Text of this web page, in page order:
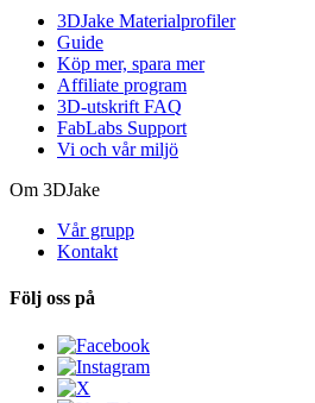
3DJake Materialprofiler
Guide
Köp mer, spara mer
Affiliate program
3D-utskrift FAQ
FabLabs Support
Vi och vår miljö
Om 3DJake
Vår grupp
Kontakt
Följ oss på